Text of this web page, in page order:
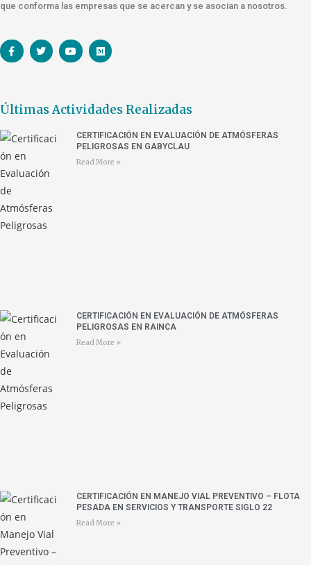
que conforma las empresas que se acercan y se asocian a nosotros.
Últimas Actividades Realizadas
CERTIFICACIÓN EN EVALUACIÓN DE ATMÓSFERAS
PELIGROSAS EN GABYCLAU
Read More »
CERTIFICACIÓN EN EVALUACIÓN DE ATMÓSFERAS
PELIGROSAS EN RAINCA
Read More »
CERTIFICACIÓN EN MANEJO VIAL PREVENTIVO – FLOTA
PESADA EN SERVICIOS Y TRANSPORTE SIGLO 22
Read More »